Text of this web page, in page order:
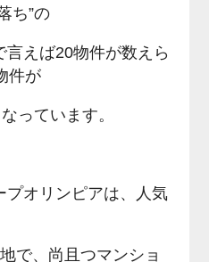
ち”の
言えば20物件が数えら
件が
っています。
オリンピアは、人気
で、尚且つマンショ